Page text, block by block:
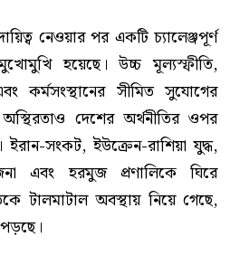
নেওয়ার পর একটি চ্যালেঞ্জপূর্ণ
হয়েছে। উচ্চ মূল্যস্ফীতি,
কর্মসংস্থানের সীমিত সুযোগের
দেশের অর্থনীতির ওপর
ইরান-সংকট, ইউক্রেন-রাশিয়া যুদ্ধ,
এবং হরমুজ প্রণালিকে ঘিরে
টালমাটাল অবস্থায় নিয়ে গেছে,